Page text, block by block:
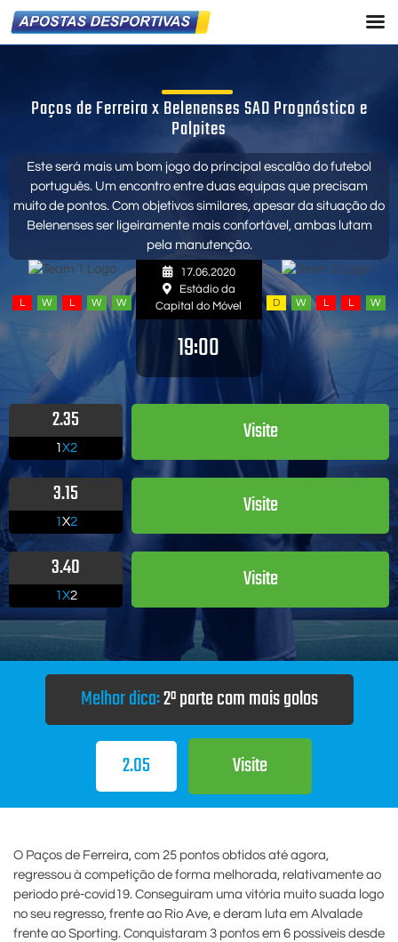
Paços de Ferreira x Belenenses SAD Prognóstico e
Palpites
Este será mais um bom jogo do principal escalão do futebol
português. Um encontro entre duas equipas que precisam
muito de pontos. Com objetivos similares, apesar da situação do
Belenenses ser ligeiramente mais confortável, ambas lutam
pela manutenção.
L W L W W
17.06.2020
Estádio da
Capital do Móvel
19:00
D W L L W
2.35
1 X2
Visite
3.15
1 X2
Visite
3.40
1X2
Visite
Melhor dica:2ª parte com mais golos
2.05 Visite
O Paços de Ferreira, com 25 pontos obtidos até agora,
regressou à competição de forma melhorada, relativamente ao
período pré-covid19. Conseguiram uma vitória muito suada logo
no seu regresso, frente ao Rio Ave, e deram luta em Alvalade
frente ao Sporting. Conquistaram 3 pontos em 6 possíveis desde